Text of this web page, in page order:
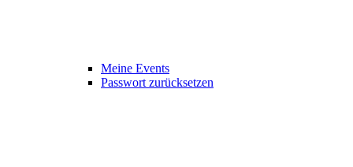
Meine Events
Passwort zurücksetzen